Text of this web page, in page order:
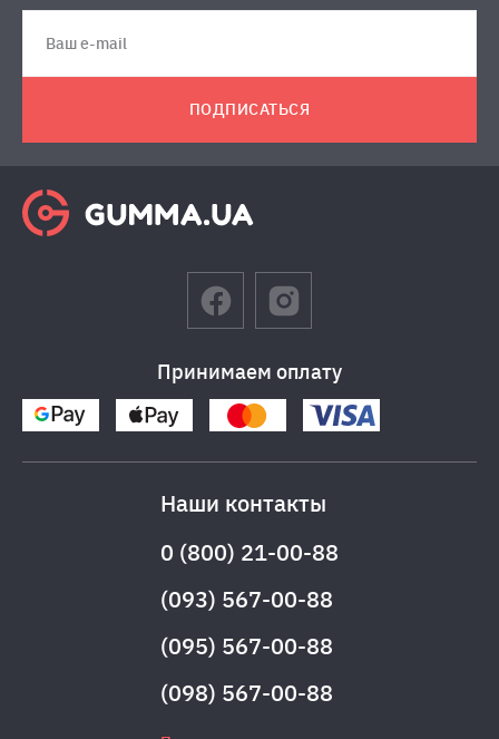
ПОДПИСАТЬСЯ
Принимаем оплату
Наши контакты
0 (800) 21-00-88
(093) 567-00-88
(095) 567-00-88
(098) 567-00-88